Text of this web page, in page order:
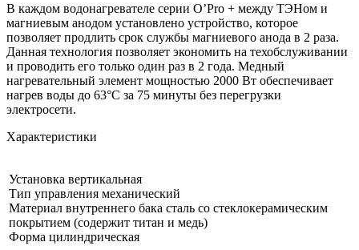
В каждом водонагревателе серии O’Pro + между ТЭНом и
магниевым анодом установлено устройство, которое
позволяет продлить срок службы магниевого анода в 2 раза.
Данная технология позволяет экономить на техобслуживании
и проводить его только один раз в 2 года. Медный
нагревательный элемент мощностью 2000 Вт обеспечивает
нагрев воды до 63°C за 75 минуты без перегрузки
электросети.
Характеристики
Установка вертикальная
Тип управления механический
Материал внутреннего бака сталь со стеклокерамическим
покрытием (содержит титан и медь)
Форма цилиндрическая